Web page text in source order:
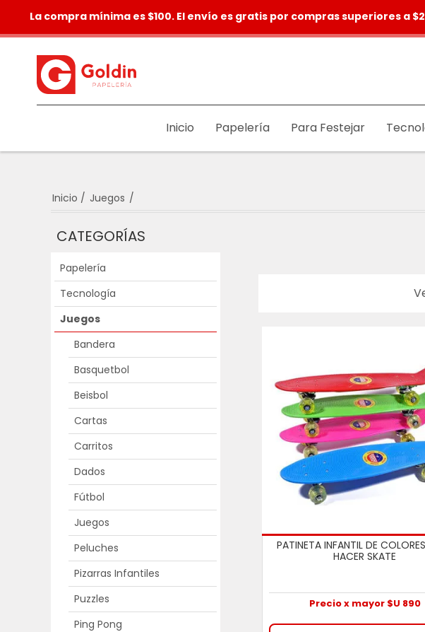
La compra mínima es $100. El envío es gratis por compras superiores a
Inicio Papelería Para Festejar
Inicio / Juegos /
PATINETA INFANTIL DE
HACER SKATE
Precio x mayor $U 890
CATEGORÍAS
Papelería
Tecnología
Juegos
Bandera
Basquetbol
Beisbol
Cartas
Carritos
Dados
Fútbol
Juegos
Peluches
Pizarras Infantiles
Puzzles
Ping Pong